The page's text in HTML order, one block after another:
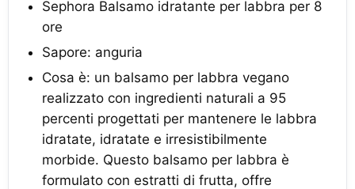
Sephora Balsamo idratante per labbra per 8
ore
Sapore: anguria
Cosa è: un balsamo per labbra vegano
realizzato con ingredienti naturali a 95
percenti progettati per mantenere le labbra
idratate, idratate e irresistibilmente
morbide. Questo balsamo per labbra è
formulato con estratti di frutta, offre